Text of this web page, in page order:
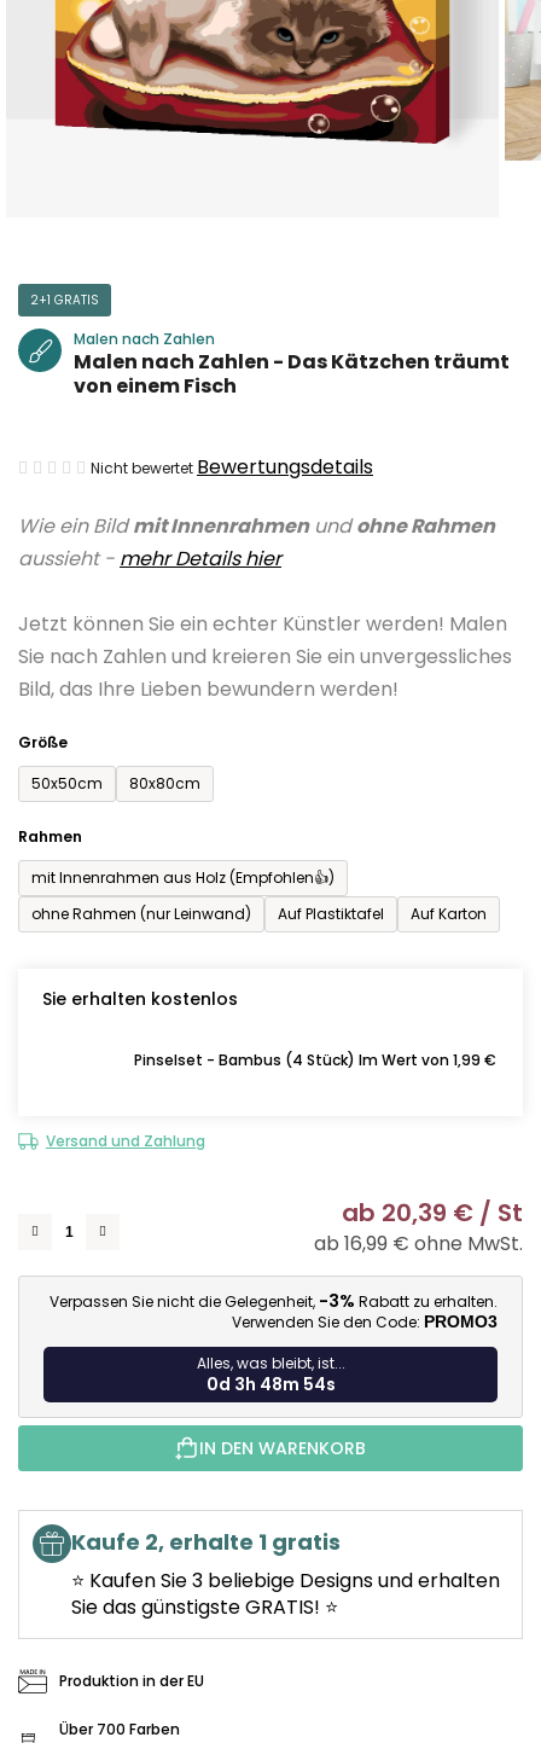
Wie ein Bildmit Innenrahmenundohne Rahmen
aussieht - mehr Details hier
Jetzt können Sie ein echter Künstler werden! Malen
Sie nach Zahlen und kreieren Sie ein unvergessliches
Bild, das Ihre Lieben bewundern werden!
Größe
50x50cm
80x80cm
Rahmen
mit Innenrahmen aus Holz (Empfohlen👍)
ohne Rahmen (nur Leinwand)
Auf Plastiktafel Auf Karton
Sie erhalten kostenlos
Pinselset - Bambus (4 Stück) Im Wert von 1,99 €
Versand und Zahlung
ab 20,39 € / St
ab 16,99 € ohne MwSt.
Verpassen Sie nicht die Gelegenheit, -3% Rabatt zu erhalten.
Verwenden Sie den Code: PROMO3
Alles, was bleibt, ist...
0d 3h 48m 54s
IN DEN WARENKORB
Kaufe 2, erhalte 1 gratis
⭐ Kaufen Sie 3 beliebige Designs und erhalten
Sie das günstigste GRATIS! ⭐
Produktion in der EU
Über 700 Farben
2+1 GRATIS
Malen nach Zahlen
Malen nach Zahlen - Das Kätzchen träumt
von einem Fisch
Die
Produktbewertung
ist
von
5
Sternen.
Nicht bewertet Bewertungsdetails